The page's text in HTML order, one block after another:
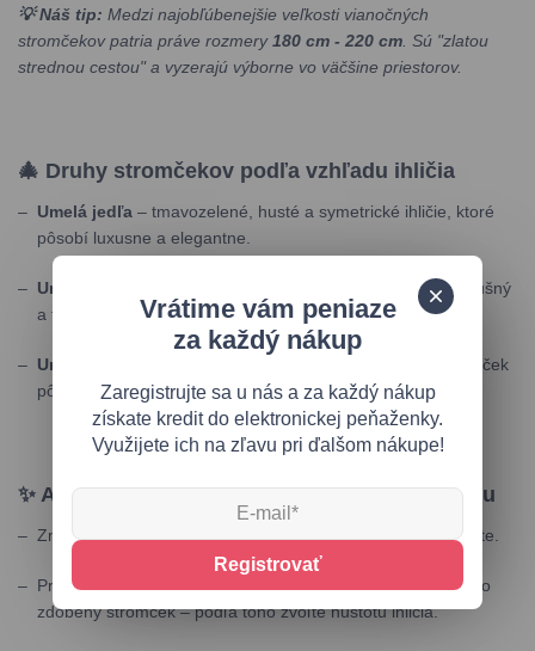
💡 Náš tip: Medzi najobľúbenejšie veľkosti vianočných
stromčekov patria práve rozmery180 cm - 220 cm . Sú "zlatou
strednou cestou" a vyzerajú výborne vo väčšine priestorov.
🎄 Druhy stromčekov podľa vzhľadu ihličia
Umelá jedľa – tmavozelené, husté a symetrické ihličie, ktoré
pôsobí luxusne a elegantne.
Umelý smrek
– tenšie ihličie, ktoré dodáva stromčeku vzdušný
a tradičný vzhľad.
Umelá borovica
– dlhšie ihličie s mäkším vzhľadom, stromček
pôsobí nadýchane a prirodzene.
✨ Ako vybrať stromček podľa priestoru a štýlu
Zmerajte si výšku aj šírku priestoru, kde stromček umiestnite.
Premyslite si, či chcete minimalistickú výzdobu alebo bohato
zdobený stromček – podľa toho zvoľte hustotu ihličia.
Vrátime vám peniaze
za každý nákup
Zaregistrujte sa u nás a za každý nákup
získate kredit do elektronickej peňaženky.
Využijete ich na zľavu pri ďalšom nákupe!
Registrovať